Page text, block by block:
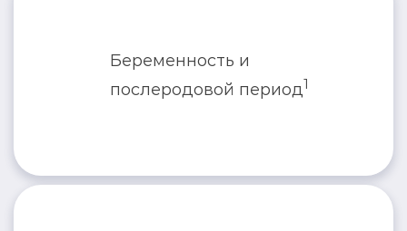
Беременность и
послеродовой период1